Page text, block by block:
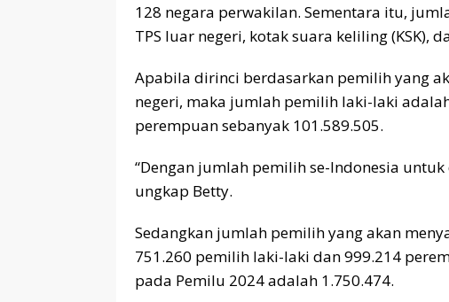
128 negara perwakilan. Sementara itu,
TPS luar negeri, kotak suara keliling (KSK),
Apabila dirinci berdasarkan pemilih yang
negeri, maka jumlah pemilih laki-laki
perempuan sebanyak 101.589.505.
“Dengan jumlah pemilih se-Indonesia
ungkap Betty.
Sedangkan jumlah pemilih yang akan
751.260 pemilih laki-laki dan 999.214
pada Pemilu 2024 adalah 1.750.474.